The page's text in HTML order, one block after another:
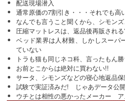
配送現場潜入
通常原価の7割引き・・・それでも高
なんでも言うこと聞くから、シモン
圧縮マットレスは、返品後再販され
ベッド業界は人材難、しかしスーパ
ていない
トラも猫も同じネコ科、言ったもん
お前とこからは絶対に買わない!!
サータ、シモンズなどの寝心地返品
試験で実証済みだ! じゃあデータ公
ウチとは相性の悪かったメーカー